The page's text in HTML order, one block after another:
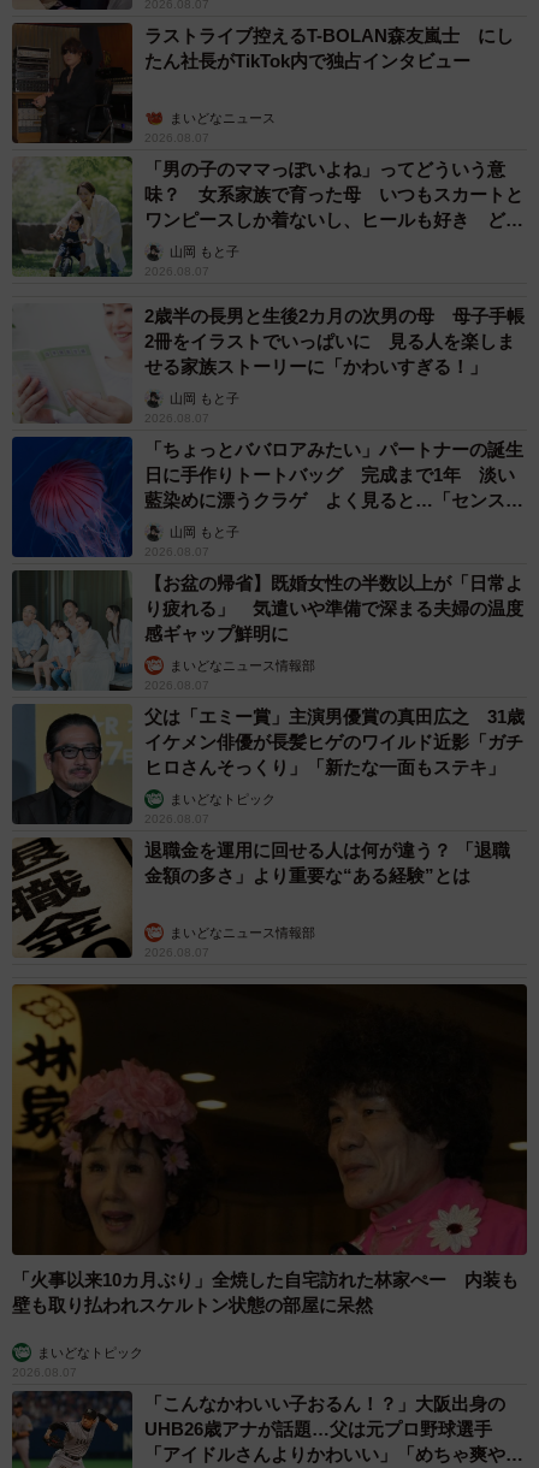
まいどなトピック
2026.08.07
「アイドルさんよりかわいい」「めちゃ爽や
か」まいどなメディア
2026.08.07
世界一周中に3度も出会った運命的カップル
口では言えない「ジョージアの熱い夜」に「も
うやめぇや！」藤井が猛ツッコミ連発【新婚さ
2026.08.07
「国産マッチでもバズりたい」願いかなった！
老舗メーカーの投稿が4100万再生 他業種も
続々相乗りでミーム化へ発展
2026.08.07
「即座に案内することが不可能です」レストラ
ンの入り口に大きな注意書き オートリザーブ
からの予約を拒否するお断りに賛同者続々
2026.08.07
「本は買うだけでいい」京極夏彦さんの言葉に
共感した女性→リビングの本棚に140冊を積
読 「家に自分だけの本屋さん」
山岡 もと子
友人のマンション敷地内に度々車を停めていた
ら…注意の貼り紙でナンバーをさらされました
【弁護士が解説】
長澤 芳子
2026.08.07
ド 「どなたか欲しい方が居たら」 大御所漫
才師が譲渡の意向
い事にびっくり 人の欲には終わりがないのか
松波 穂乃圭
2026.08.06
大河出演の39歳俳優 真夏の海で赤銅色の肉体
美を連投 「バッキバキだな」「ばり渋いで